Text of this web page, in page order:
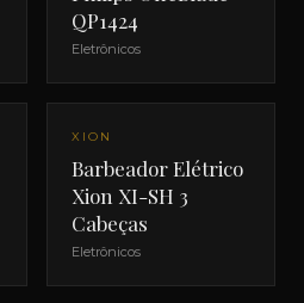
QP1424
Eletrônicos
NOVO
XION
Barbeador Elétrico
Xion XI-SH 3
Cabeças
Eletrônicos